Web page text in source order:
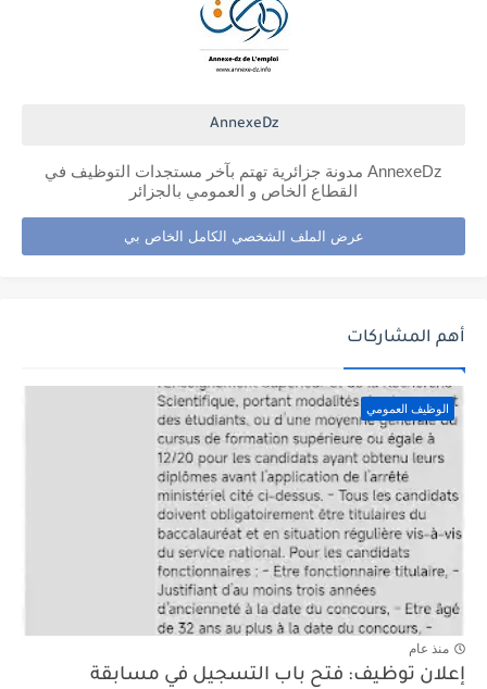
AnnexeDz
AnnexeDz مدونة جزائرية تهتم بآخر مستجدات التوظيف في
القطاع الخاص و العمومي بالجزائر
عرض الملف الشخصي الكامل الخاص بي
أهم المشاركات
الوظيف العمومي
منذ عام
إعلان توظيف: فتح باب التسجيل في مسابقة